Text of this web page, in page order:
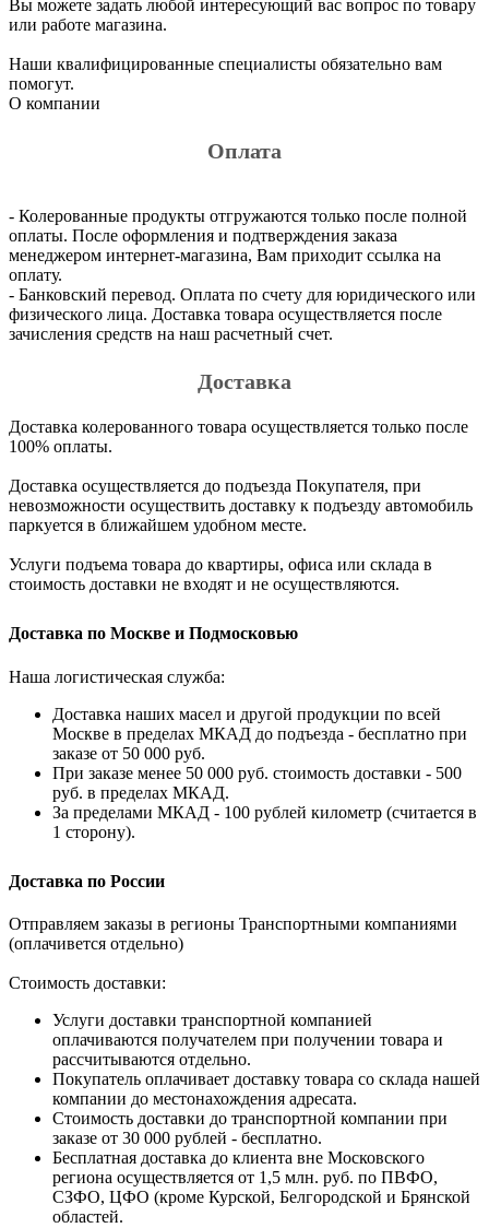
Вы можете задать любой интересующий вас вопрос по товару
или работе магазина.
Наши квалифицированные специалисты обязательно вам
помогут.
О компании
Оплата
- Колерованные продукты отгружаются только после полной
оплаты. После оформления и подтверждения заказа
менеджером интернет-магазина, Вам приходит ссылка на
оплату.
- Банковский перевод. Оплата по счету для юридического или
физического лица. Доставка товара осуществляется после
зачисления средств на наш расчетный счет.
Доставка
Доставка колерованного товара осуществляется только после
100% оплаты.
Доставка осуществляется до подъезда Покупателя, при
невозможности осуществить доставку к подъезду автомобиль
паркуется в ближайшем удобном месте.
Услуги подъема товара до квартиры, офиса или склада в
стоимость доставки не входят и не осуществляются.
Доставка по Москве и Подмосковью
Наша логистическая служба:
Доставка наших масел и другой продукции по всей
Москве в пределах МКАД до подъезда - бесплатно при
заказе от 50 000 руб.
При заказе менее 50 000 руб. стоимость доставки - 500
руб. в пределах МКАД.
За пределами МКАД - 100 рублей километр (считается в
1 сторону).
Доставка по России
Отправляем заказы в регионы Транспортными компаниями
(оплачивется отдельно)
Стоимость доставки:
Услуги доставки транспортной компанией
оплачиваются получателем при получении товара и
рассчитываются отдельно.
Покупатель оплачивает доставку товара со склада нашей
компании до местонахождения адресата.
Стоимость доставки до транспортной компании при
заказе от 30 000 рублей - бесплатно.
Бесплатная доставка до клиента вне Московского
региона осуществляется от 1,5 млн. руб. по ПВФО,
СЗФО, ЦФО (кроме Курской, Белгородской и Брянской
областей.